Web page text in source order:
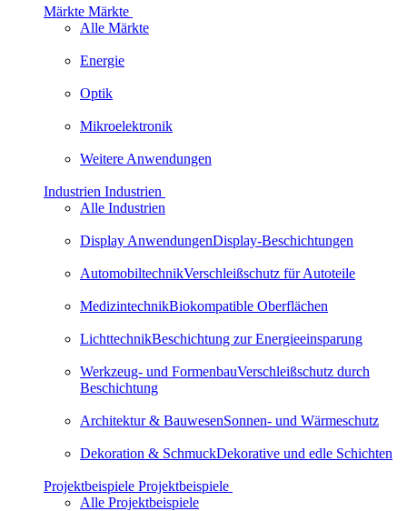
Märkte Märkte
Alle Märkte
Energie
Optik
Mikroelektronik
Weitere Anwendungen
Industrien Industrien
Alle Industrien
Display AnwendungenDisplay-Beschichtungen
AutomobiltechnikVerschleiß­schutz für Autoteile
MedizintechnikBiokompatible Oberflächen
LichttechnikBeschichtung zur Energieeinsparung
Werkzeug- und FormenbauVerschleißschutz durch
Beschichtung
Architektur & BauwesenSon­nen- und Wär­me­schutz
Dekoration & SchmuckDekorative und edle Schichten
Projektbeispiele Projektbeispiele
Alle Projektbeispiele